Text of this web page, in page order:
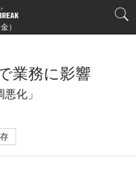
）
業務に影響
化」